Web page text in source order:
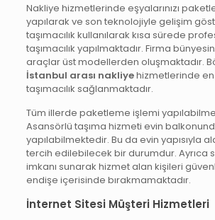
Nakliye hizmetlerinde eşyalarınızı
yapılarak ve son teknolojiyle gelişim
taşımacılık kullanılarak kısa sürede
taşımacılık yapılmaktadır. Firma
araçlar üst modellerden oluşmaktadır.
İstanbul arası nakliyehizmetlerinde en
taşımacılık sağlanmaktadır.
Tüm illerde paketleme işlemi
Asansörlü taşıma hizmeti evin
yapılabilmektedir. Bu da evin yapısıyla
tercih edilebilecek bir durumdur. Ayrıca
imkanı sunarak hizmet alan kişileri
endişe içerisinde bırakmamaktadır.
İnternet Sitesi Müşteri Hizmetleri